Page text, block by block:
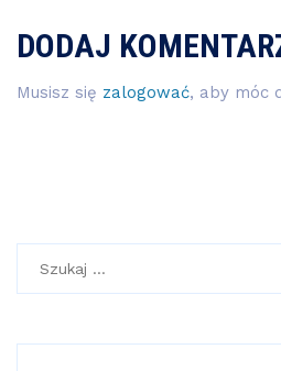
DODAJ
Musisz się zalogować, aby móc